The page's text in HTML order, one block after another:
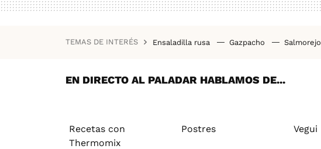
TEMAS DE INTERÉS Ensaladilla rusa Gazpacho Salmorejo
EN DIRECTO AL PALADAR HABLAMOS DE...
Recetas con
Thermomix
Postres Vegui